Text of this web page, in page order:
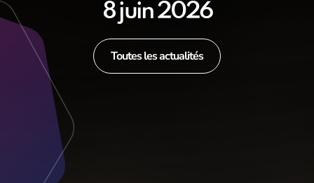
8 juin 2026
Toutes les actualités